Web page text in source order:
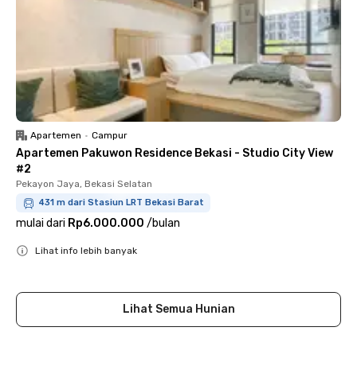
Apartemen • Campur
Apartemen Pakuwon Residence Bekasi - Studio City View
#2
Pekayon Jaya, Bekasi Selatan
431 m dari Stasiun LRT Bekasi Barat
mulai dari Rp6.000.000 /bulan
Lihat info lebih banyak
Lihat Semua Hunian